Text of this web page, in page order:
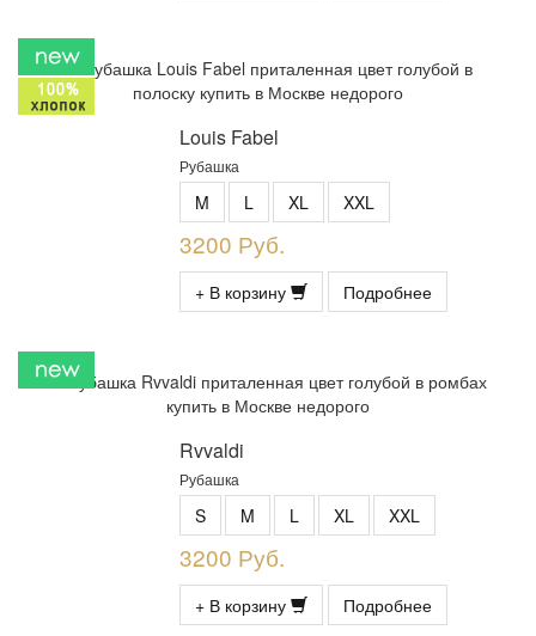
Louis Fabel
Рубашка
M L XL XXL
3200 Руб.
+ В корзину Подробнее
Rvvaldi
Рубашка
S M L XL XXL
3200 Руб.
+ В корзину Подробнее